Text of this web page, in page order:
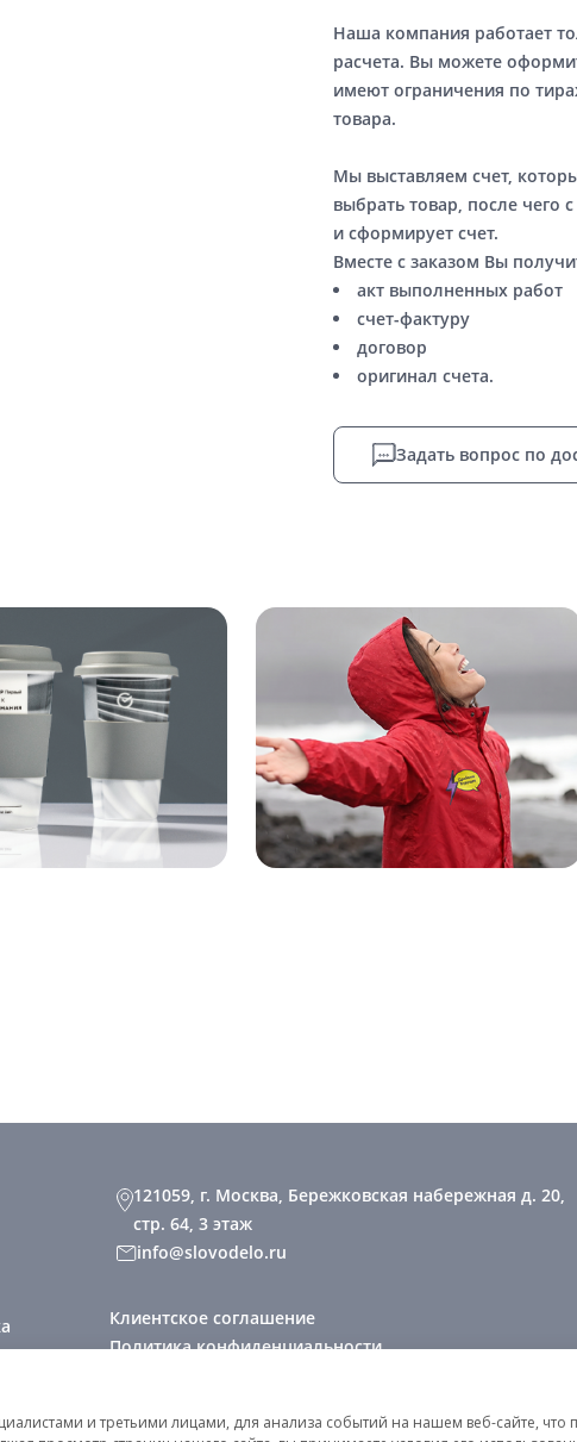
Наша компания работает
расчета. Вы можете
имеют ограничения по
товара.
Мы выставляем счет,
выбрать товар, после чего
и сформирует счет.
Вместе с заказом Вы
акт выполненных работ
счет-фактуру
договор
оригинал счета.
Задать вопрос по
121059, г. Москва, Бережковская набережная д. 20,
стр. 64, 3 этаж
info@slovodelo.ru
Клиентское соглашение
Политика конфиденциальности
и третьими лицами, для анализа событий на нашем веб-сайте, что